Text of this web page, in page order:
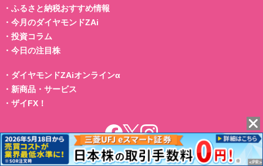
・ ふるさと納税おすすめ情報
・ 今月のダイヤモンドZAi
・ 投資コラム
・ 今日の注目株
・ ダイヤモンドZAiオンラインα
・ 新商品・サービス
・ ザイFX！
当ウェブサイトにおけるデータは、クォンツ・リサーチ、時事通信社、セントラ